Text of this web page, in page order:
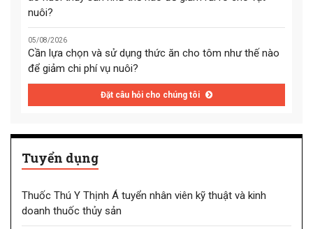
nuôi?
05/08/2026
Cần lựa chọn và sử dụng thức ăn cho tôm như thế nào
để giảm chi phí vụ nuôi?
Đặt câu hỏi cho chúng tôi
Tuyển dụng
Thuốc Thú Y Thịnh Á tuyển nhân viên kỹ thuật và kinh
doanh thuốc thủy sản